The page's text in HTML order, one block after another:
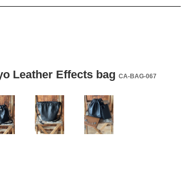
Leather Effects bag CA-BAG-067